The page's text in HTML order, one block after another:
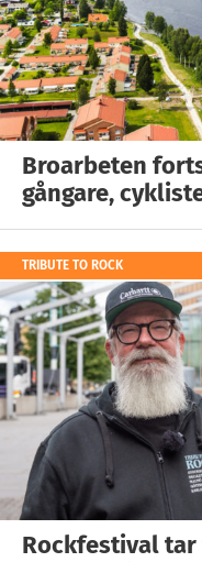
Broarbeten
gångare,
TRIBUTE TO ROCK
Rockfestival